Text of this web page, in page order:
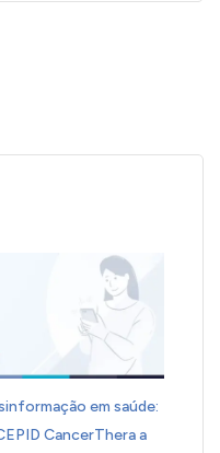
em saúde:
CancerThera a